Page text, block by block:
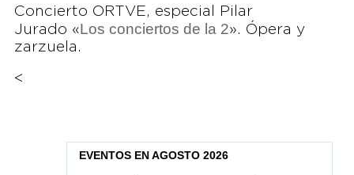
Concierto ORTVE, especial Pilar
Jurado «Los conciertos de la 2». Ópera y
zarzuela.
<
EVENTOS EN AGOSTO 2026